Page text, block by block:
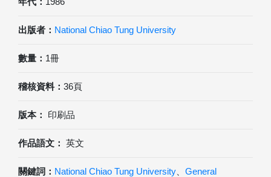
出版者： National Chiao Tung University
數量： 1冊
稽核資料： 36頁
版本： 印刷品
作品語文： 英文
關鍵詞： National Chiao Tung University
General